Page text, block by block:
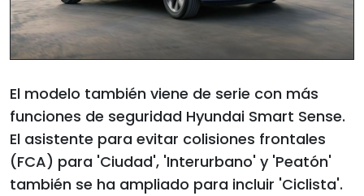
El modelo también viene de serie con más
funciones de seguridad Hyundai Smart Sense.
El asistente para evitar colisiones frontales
(FCA) para 'Ciudad', 'Interurbano' y 'Peatón'
también se ha ampliado para incluir 'Ciclista'.